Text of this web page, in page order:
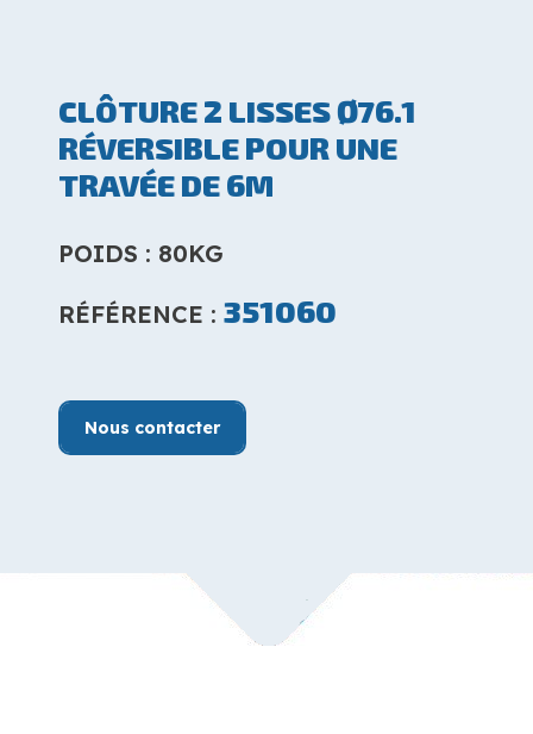
CLÔTURE 2 LISSES Ø76.1
RÉVERSIBLE POUR UNE
TRAVÉE DE 6M
POIDS : 80KG
RÉFÉRENCE : 351060
Nous contacter